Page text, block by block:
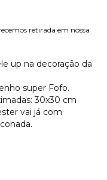
retirada em nossa
up na decoração da
super Fofo.
30x30 cm
vai já com